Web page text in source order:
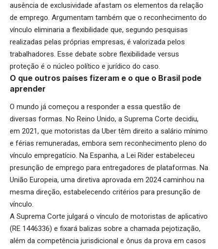
ausência de exclusividade afastam os elementos da relação
de emprego. Argumentam também que o reconhecimento do
vínculo eliminaria a flexibilidade que, segundo pesquisas
realizadas pelas próprias empresas, é valorizada pelos
trabalhadores. Esse debate sobre flexibilidade versus
proteção é o núcleo político e jurídico do caso.
O que outros países fizeram e o que o Brasil pode
aprender
O mundo já começou a responder a essa questão de
diversas formas. No Reino Unido, a Suprema Corte decidiu,
em 2021, que motoristas da Uber têm direito a salário mínimo
e férias remuneradas, embora sem reconhecimento pleno do
vínculo empregatício. Na Espanha, a Lei Rider estabeleceu
presunção de emprego para entregadores de plataformas. Na
União Europeia, uma diretiva aprovada em 2024 caminhou na
mesma direção, estabelecendo critérios para presunção de
vínculo.
A Suprema Corte julgará o vínculo de motoristas de aplicativo
(RE 1446336) e fixará balizas sobre a chamada pejotização,
além da competência jurisdicional e ônus da prova em casos